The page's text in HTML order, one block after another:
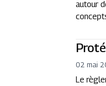
autour
02 mai
Le